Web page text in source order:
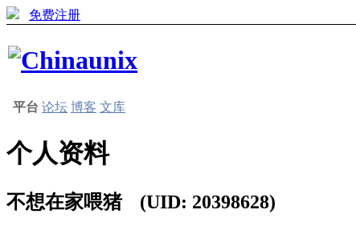
免费注册
平台 论坛 博客 文库
个人资料
不想在家喂猪 (UID: 20398628)